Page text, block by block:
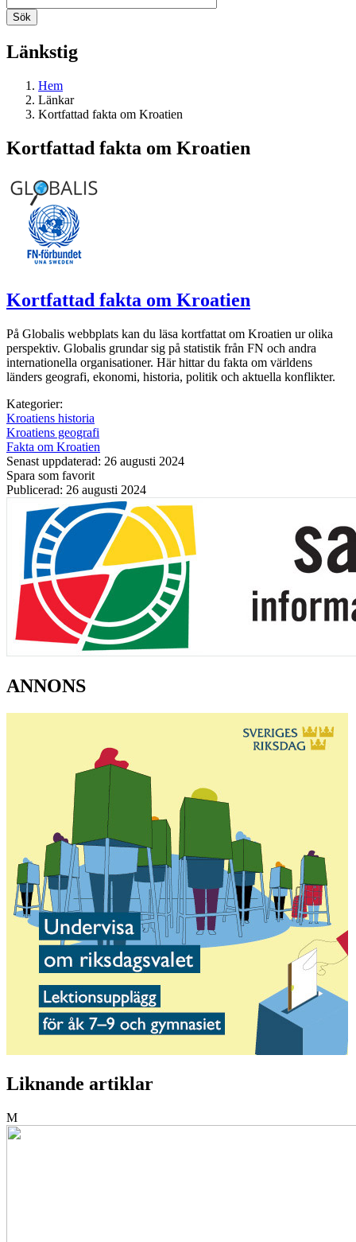
Länkstig
Hem
Länkar
Kortfattad fakta om Kroatien
Kortfattad fakta om Kroatien
Kortfattad fakta om Kroatien
På Globalis webbplats kan du läsa kortfattat om Kroatien ur olika
perspektiv. Globalis grundar sig på statistik från FN och andra
internationella organisationer. Här hittar du fakta om världens
länders geografi, ekonomi, historia, politik och aktuella konflikter.
Kategorier:
Kroatiens historia
Kroatiens geografi
Fakta om Kroatien
Senast uppdaterad: 26 augusti 2024
Spara som favorit
Publicerad: 26 augusti 2024
ANNONS
Liknande artiklar
M